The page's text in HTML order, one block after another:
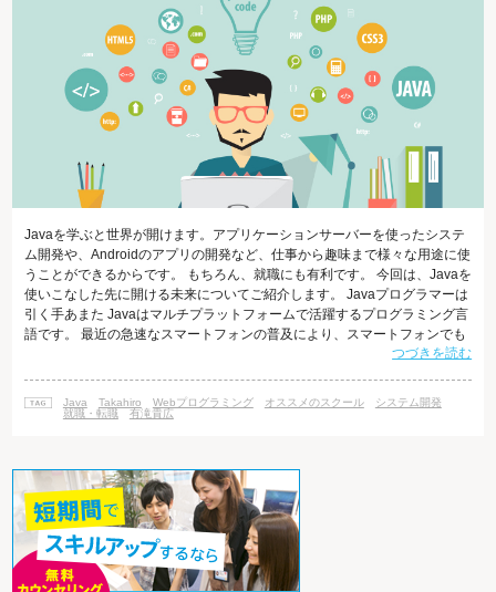
Javaを学ぶと世界が開けます。アプリケーションサーバーを使ったシステ
ム開発や、Androidのアプリの開発など、仕事から趣味まで様々な用途に使
うことができるからです。 もちろん、就職にも有利です。 今回は、Javaを
使いこなした先に開ける未来についてご紹介します。 Javaプログラマーは
引く手あまた Javaはマルチプラットフォームで活躍するプログラミング言
語です。 最近の急速なスマートフォンの普及により、スマートフォンでも
パソコンでも凄くシステムやアプリを開発できるJavaの有用性が注目され
を賑わせたこともありました。 また、Java言語を使い
つづきを読む
Java Takahiro Webプログラミング オススメのスクール
システム開発
就職・転職
有滝貴広